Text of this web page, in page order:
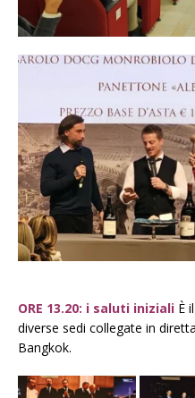
ORE 13.20: i saluti iniziali È
diverse sedi collegate in
Bangkok.